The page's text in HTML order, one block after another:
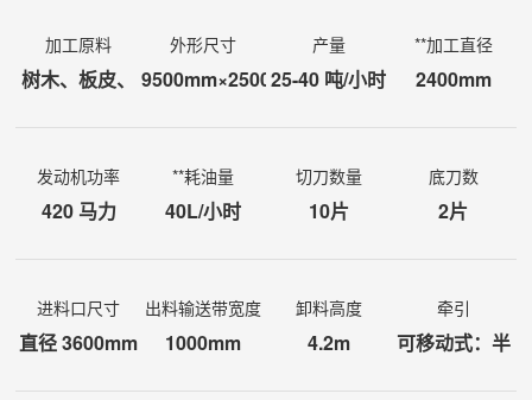
加工原料
树木、板皮、
外形尺寸
9500mm×2500mm×4200mm（长
产量
25-40 吨/小时
**加工直径
2400mm
发动机功率
420 马力
**耗油量
40L/小时
切刀数量
10片
底刀数
2片
进料口尺寸
直径 3600mm
出料输送带宽度
1000mm
卸料高度
4.2m
牵引
可移动式：半